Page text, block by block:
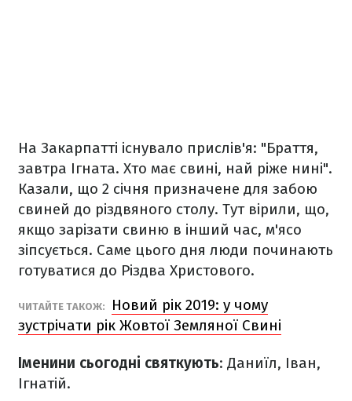
На Закарпатті існувало прислів'я: "Браття,
завтра Ігната. Хто має свині, най ріже нині".
Казали, що 2 січня призначене для забою
свиней до різдвяного столу. Тут вірили, що,
якщо зарізати свиню в інший час, м'ясо
зіпсується. Саме цього дня люди починають
готуватися до Різдва Христового.
ЧИТАЙТЕ ТАКОЖ:
Новий рік 2019: у чому
зустрічати рік Жовтої Земляної Свині
Іменини сьогодні святкують: Даниїл, Іван,
Ігнатій.